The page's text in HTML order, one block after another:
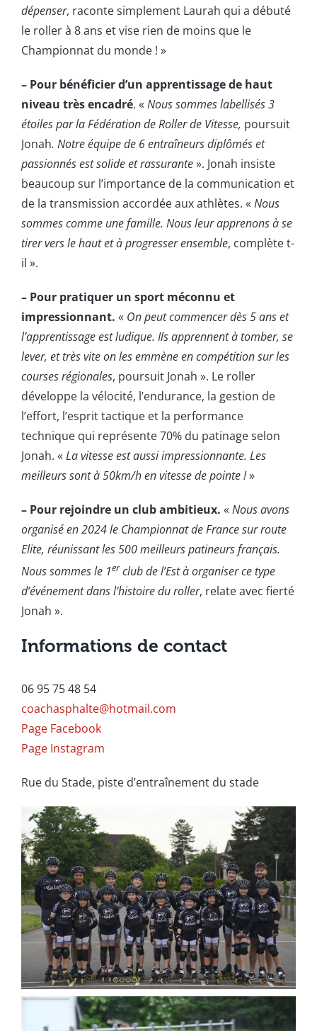
dépenser, raconte simplement Laurah qui a débuté
le roller à 8 ans et vise rien de moins que le
Championnat du monde ! »
– Pour bénéficier d’un apprentissage de haut
niveau très encadré. «Nous sommes labellisés 3
étoiles par la Fédération de Roller de Vitesse, poursuit
Jonah. Notre équipe de 6 entraîneurs diplômés et
passionnés est solide et rassurante». Jonah insiste
beaucoup sur l’importance de la communication et
de la transmission accordée aux athlètes. «Nous
sommes comme une famille. Nous leur apprenons à se
tirer vers le haut et à progresser ensemble, complète t-
il ».
– Pour pratiquer un sport méconnu et
impressionnant. « On peut commencer dès 5 ans et
l’apprentissage est ludique. Ils apprennent à tomber, se
lever, et très vite on les emmène en compétition sur les
courses régionales, poursuit Jonah ». Le roller
développe la vélocité, l’endurance, la gestion de
l’effort, l’esprit tactique et la performance
technique qui représente 70% du patinage selon
Jonah. «La vitesse est aussi impressionnante. Les
meilleurs sont à 50km/h en vitesse de pointe !»
– Pour rejoindre un club ambitieux. «Nous avons
organisé en 2024 le Championnat de France sur route
Elite, réunissant les 500 meilleurs patineurs français.
Nous sommes le 1erclub de l’Est à organiser ce type
d’événement dans l’histoire du roller, relate avec fierté
Jonah ».
Informations de contact
06 95 75 48 54
coachasphalte@hotmail.com
Page Facebook
Page Instagram
Rue du Stade, piste d’entraînement du stade